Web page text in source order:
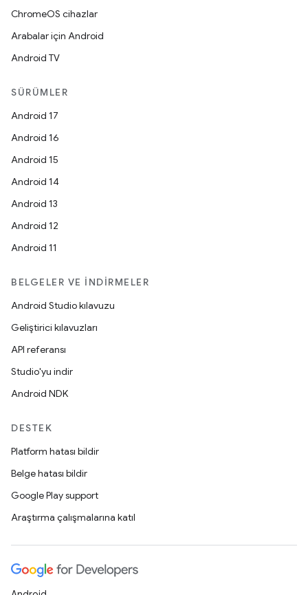
ChromeOS cihazlar
Arabalar için Android
Android TV
SÜRÜMLER
Android 17
Android 16
Android 15
Android 14
Android 13
Android 12
Android 11
BELGELER VE İNDIRMELER
Android Studio kılavuzu
Geliştirici kılavuzları
API referansı
Studio'yu indir
Android NDK
DESTEK
Platform hatası bildir
Belge hatası bildir
Google Play support
Araştırma çalışmalarına katıl